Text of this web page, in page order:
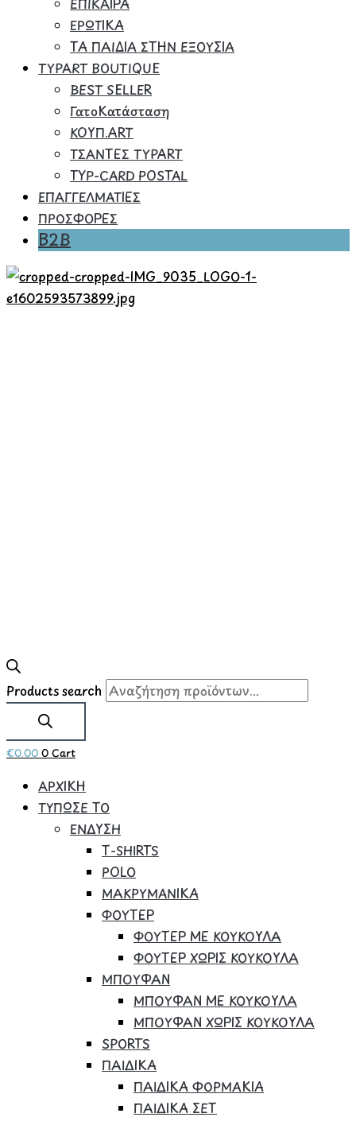
ΕΠΙΚΑΙΡΑ
ΕΡΩΤΙΚΑ
ΤΑ ΠΑΙΔΙΑ ΣΤΗΝ ΕΞΟΥΣΙΑ
TYPART BOUTIQUE
BEST SELLER
ΓατοΚατάσταση
ΚΟΥΠ.ART
ΤΣΑΝΤΕΣ TYPART
TYP-CARD POSTAL
ΕΠΑΓΓΕΛΜΑΤΙΕΣ
ΠΡΟΣΦΟΡΕΣ
B2B
Products search
€0.00 0 Cart
ΑΡΧΙΚΗ
ΤΥΠΩΣΕ ΤΟ
ΕΝΔΥΣΗ
Τ-SHIRTS
POLO
ΜΑΚΡΥΜΑΝΙΚΑ
ΦΟΥΤΕΡ
ΦΟΥΤΕΡ ΜΕ ΚΟΥΚΟΥΛΑ
ΦΟΥΤΕΡ ΧΩΡΙΣ ΚΟΥΚΟΥΛΑ
ΜΠΟΥΦΑΝ
ΜΠΟΥΦΑΝ ΜΕ ΚΟΥΚΟΥΛΑ
ΜΠΟΥΦΑΝ ΧΩΡΙΣ ΚΟΥΚΟΥΛΑ
SPORTS
ΠΑΙΔΙΚΑ
ΠΑΙΔΙΚΑ ΦΟΡΜΑΚΙΑ
ΠΑΙΔΙΚΑ ΣΕΤ